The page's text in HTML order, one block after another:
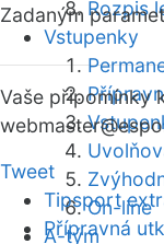
Rozpis
Vstupenky
On-line
A-tým
Zadaným
Vaše připomínky
webmaster
Tweet
Tipsport
Přípravná